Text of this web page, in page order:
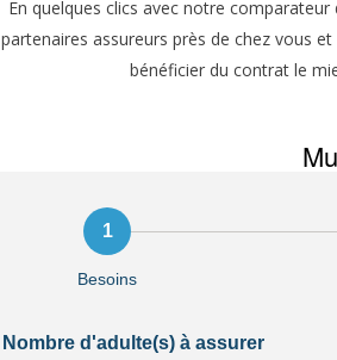
En quelques clics avec notre
partenaires assureurs près de chez vous
bénéficier du contrat le